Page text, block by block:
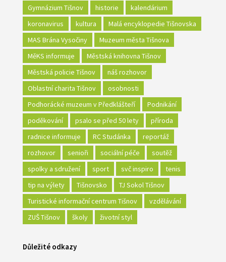
Gymnázium Tišnov
historie
kalendárium
koronavirus
kultura
Malá encyklopedie Tišnovska
MAS Brána Vysočiny
Muzeum města Tišnova
MěKS informuje
Městská knihovna Tišnov
Městská policie Tišnov
náš rozhovor
Oblastní charita Tišnov
osobnosti
Podhorácké muzeum v Předklášteří
Podnikání
poděkování
psalo se před 50 lety
příroda
radnice informuje
RC Studánka
reportáž
rozhovor
senioři sociální péče
soutěž
spolky a sdružení
sport svč inspiro
tenis
tip na výlety
Tišnovsko
TJ Sokol Tišnov
Turistické informační centrum Tišnov
vzdělávání
ZUŠ Tišnov
školy životní styl
Důležité odkazy